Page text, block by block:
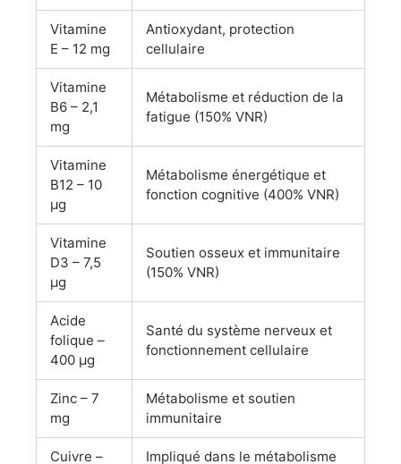
Vitamine
E – 12 mg
Antioxydant, protection
cellulaire
Vitamine
B6 – 2,1
mg
Métabolisme et réduction de la
fatigue (150% VNR)
Vitamine
B12 – 10
µg
Métabolisme énergétique et
fonction cognitive (400% VNR)
Vitamine
D3 – 7,5
µg
Soutien osseux et immunitaire
(150% VNR)
Acide
folique –
400 µg
Santé du système nerveux et
fonctionnement cellulaire
Zinc – 7
mg
Métabolisme et soutien
immunitaire
Cuivre – Impliqué dans le métabolisme